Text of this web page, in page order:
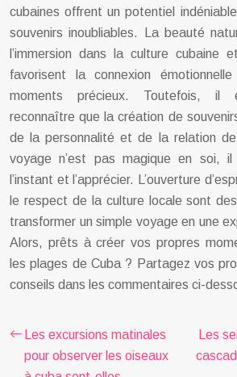
cubaines offrent un potentiel
souvenirs inoubliables. La beauté
l’immersion dans la culture cubaine
favorisent la connexion
moments précieux. Toutefois, il
reconnaître que la création de
de la personnalité et de la relation
voyage n’est pas magique en soi,
l’instant et l’apprécier. L’ouverture
le respect de la culture locale sont
transformer un simple voyage en une
Alors, prêts à créer vos propres
les plages de Cuba ? Partagez vos
conseils dans les commentaires ci-
Les excursions matinales
pour observer les oiseaux
Les